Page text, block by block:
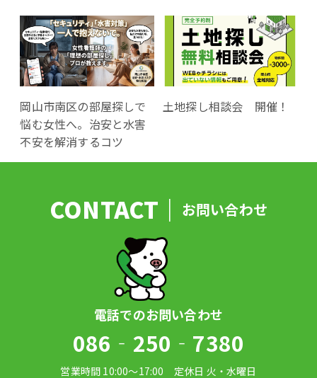
岡山市南区の部屋探しで
悩む女性へ。治安と水害
不安を解消するコツ
土地探し相談会 開催！
お問い合わせ
086‐250‐7380